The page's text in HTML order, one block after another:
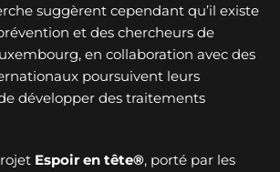
suggèrent cependant qu’il existe
et des chercheurs de
en collaboration avec des
poursuivent leurs
développer des traitements
Espoir en tête®, porté par les